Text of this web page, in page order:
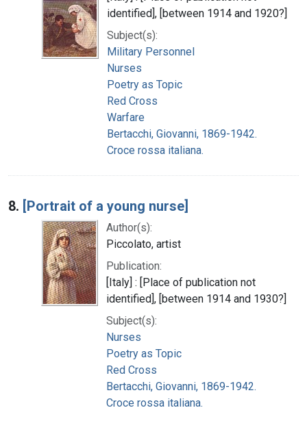
identified], [between 1914 and 1920?]
Subject(s):
Military Personnel
Nurses
Poetry as Topic
Red Cross
Warfare
Bertacchi, Giovanni, 1869-1942.
Croce rossa italiana.
8. [Portrait of a young nurse]
Author(s):
Piccolato, artist
Publication:
[Italy] : [Place of publication not
identified], [between 1914 and 1930?]
Subject(s):
Nurses
Poetry as Topic
Red Cross
Bertacchi, Giovanni, 1869-1942.
Croce rossa italiana.